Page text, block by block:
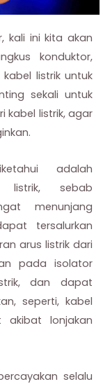
kali ini kita akan
konduktor,
listrik untuk
sekali untuk
kabel listrik, agar
adalah
listrik, sebab
menunjang
tersalurkan
arus listrik dari
pada isolator
dan dapat
seperti, kabel
akibat lonjakan
selalu